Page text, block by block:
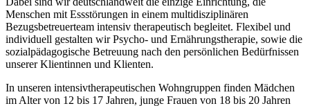
Menschen mit Essstörungen in einem multidisziplinären
Bezugsbetreuerteam intensiv therapeutisch begleitet. Flexibel und
individuell gestalten wir Psycho- und Ernährungstherapie, sowie die
sozialpädagogische Betreuung nach den persönlichen Bedürfnissen
unserer Klientinnen und Klienten.
In unseren intensivtherapeutischen Wohngruppen finden Mädchen
im Alter von 12 bis 17 Jahren, junge Frauen von 18 bis 20 Jahren